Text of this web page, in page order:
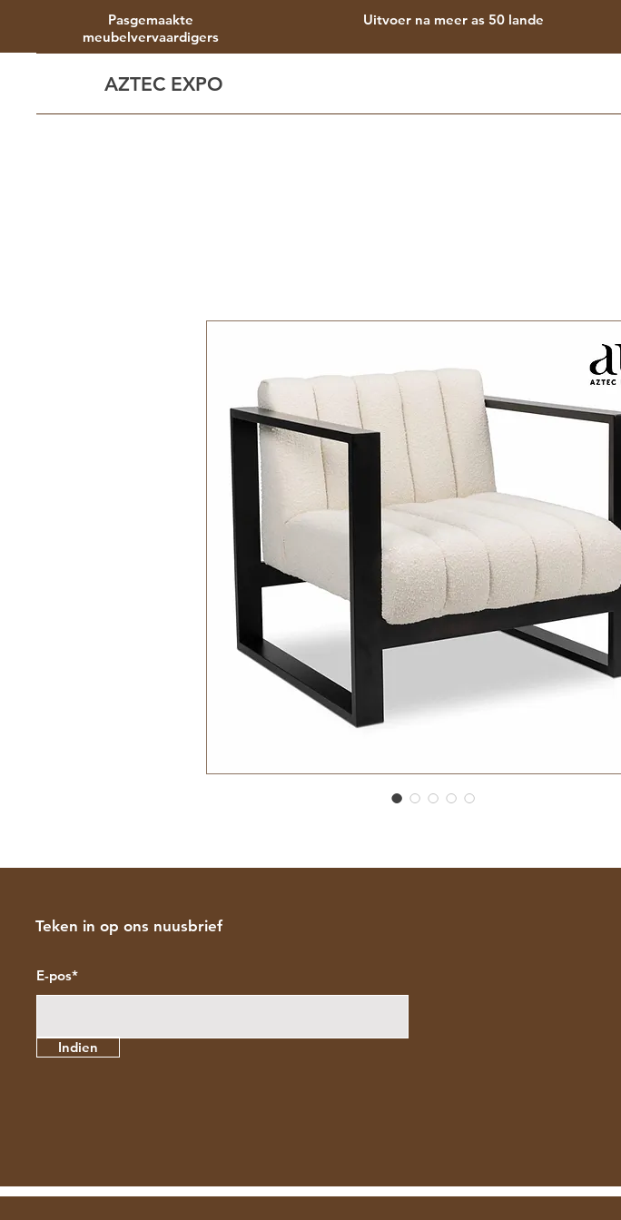
Pasgemaakte
meubelvervaardigers
Uitvoer na meer as 50 lande
AZTEC EXPO
Teken in op ons nuusbrief
E-pos*
Indien